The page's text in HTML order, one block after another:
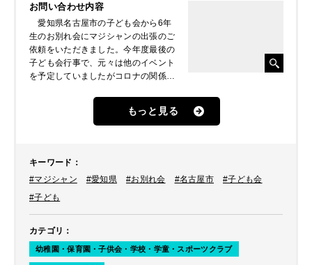
お問い合わせ内容
愛知県名古屋市の子ども会から6年
生のお別れ会にマジシャンの出張のご
依頼をいただきました。今年度最後の
子ども会行事で、元々は他のイベント
を予定していましたがコロナの関係で
替としてマジックショーをお願いした
もっと見る
キーワード ：
#マジシャン
#愛知県 #お別れ会 #名古屋市
#子ども会
#子ども
カテゴリ ：
幼稚園・保育園・子供会・学校・学童・スポーツクラブ